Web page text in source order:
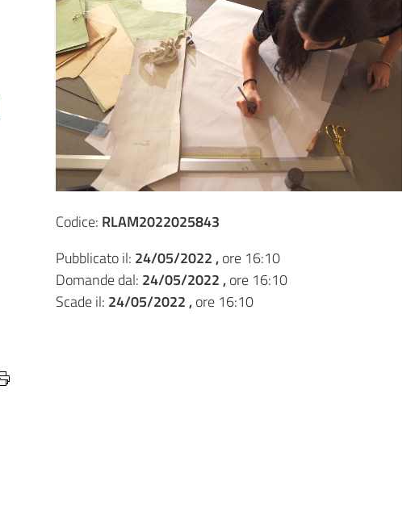
Codice: RLAM2022025843
Pubblicato il: 24/05/2022 ,ore 16:10
Domande dal: 24/05/2022 ,ore 16:10
Scade il: 24/05/2022 ,ore 16:10